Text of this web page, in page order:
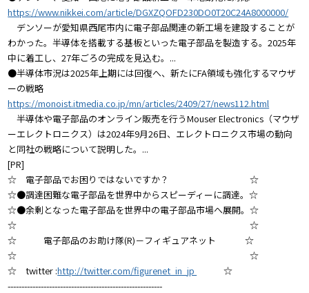
https://www.nikkei.com/article/DGXZQOFD230DO0T20C24A8000000/
デンソーが愛知県西尾市内に電子部品関連の新工場を建設することが
わかった。半導体を搭載する基板といった電子部品を製造する。2025年
中に着工し、27年ごろの完成を見込む。...
●半導体市況は2025年上期には回復へ、新たにFA領域も強化するマウザ
ーの戦略
https://monoist.itmedia.co.jp/mn/articles/2409/27/news112.html
半導体や電子部品のオンライン販売を行うMouser Electronics（マウザ
ーエレクトロニクス）は2024年9月26日、エレクトロニクス市場の動向
と同社の戦略について説明した。...
[PR]
☆ 電子部品でお困りではないですか？ ☆
☆●調達困難な電子部品を世界中からスピーディーに調達。☆
☆●余剰となった電子部品を世界中の電子部品市場へ展開。☆
☆ ☆
☆ 電子部品のお助け隊(R)－フィギュアネット ☆
☆ ☆
☆ twitter :http://twitter.com/figurenet_in_jp
☆
--------------------------------------------------------